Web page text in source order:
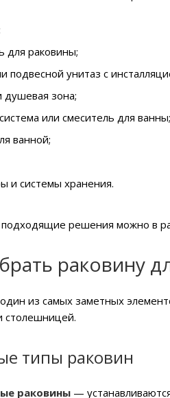
для раковины;
подвесной унитаз с
душевая зона;
или смеситель для ванны;
ванной;
и системы хранения.
решения можно в
раковину
из самых заметных
столешницей.
типы раковин
раковины —